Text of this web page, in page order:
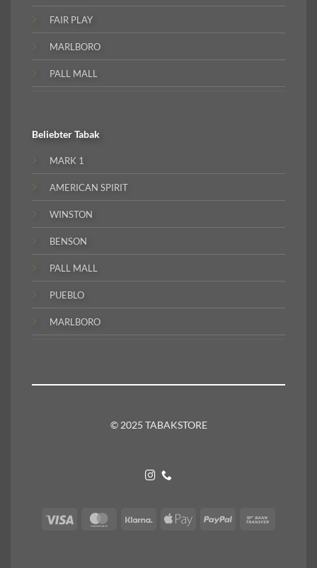
FAIR PLAY
MARLBORO
PALL MALL
BeliebterTabak
MARK 1
AMERICAN SPIRIT
WINSTON
BENSON
PALL MALL
PUEBLO
MARLBORO
© 2025 TABAKSTORE
Visa MasterCardKlarna
Apple
PayPal